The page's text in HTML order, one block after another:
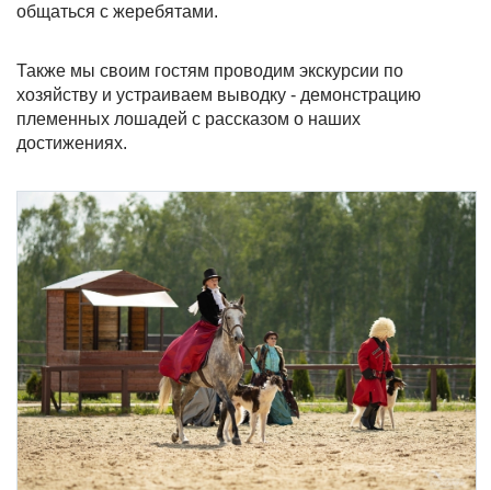
общаться с жеребятами.
Также мы своим гостям проводим экскурсии по
хозяйству и устраиваем выводку - демонстрацию
племенных лошадей с рассказом о наших
достижениях.